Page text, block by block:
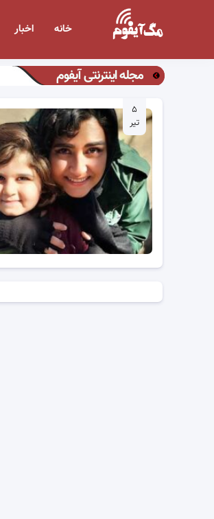
خانه اخبار
مجله اینترنتی آیفوم
۵
تیر